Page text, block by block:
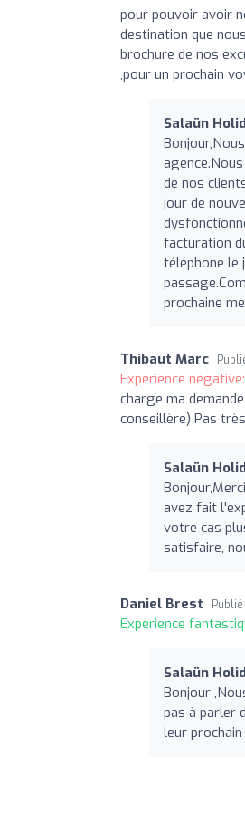
pour pouvoir avoir
destination que
brochure de nos
,pour un prochain
Salaün
de nos
jour de
facturation
téléphone le
prochaine
Thibaut Marc
Expérience négative:
charge ma
conseillère) Pas
Salaün
avez fait
votre cas
satisfaire,
Daniel Brest
Expérience
Salaün
Bonjour
pas à parler
leur